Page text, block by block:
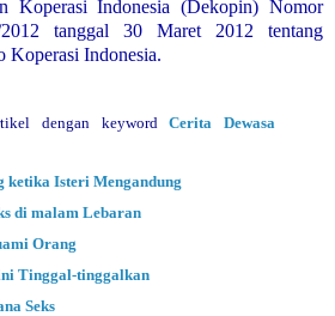
Koperasi Indonesia (Dekopin) Nomor
2012 tanggal 30 Maret 2012 tentang
Koperasi Indonesia.
dengan keywordCerita Dewasa
ketika Isteri Mengandung
di malam Lebaran
Orang
Tinggal-tinggalkan
Seks